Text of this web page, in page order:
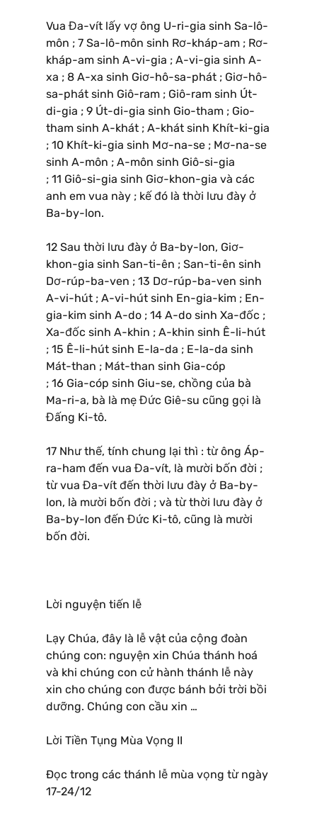
Vua Đa-vít lấy vợ ông U-ri-gia sinh Sa-lô-
môn ; 7 Sa-lô-môn sinh Rơ-kháp-am ; Rơ-
kháp-am sinh A-vi-gia ; A-vi-gia sinh A-
xa ; 8 A-xa sinh Giơ-hô-sa-phát ; Giơ-hô-
sa-phát sinh Giô-ram ; Giô-ram sinh Út-
di-gia ; 9 Út-di-gia sinh Gio-tham ; Gio-
tham sinh A-khát ; A-khát sinh Khít-ki-gia
; 10 Khít-ki-gia sinh Mơ-na-se ; Mơ-na-se
sinh A-môn ; A-môn sinh Giô-si-gia
; 11 Giô-si-gia sinh Giơ-khon-gia và các
anh em vua này ; kế đó là thời lưu đày ở
Ba-by-lon.
12 Sau thời lưu đày ở Ba-by-lon, Giơ-
khon-gia sinh San-ti-ên ; San-ti-ên sinh
Dơ-rúp-ba-ven ; 13 Dơ-rúp-ba-ven sinh
A-vi-hút ; A-vi-hút sinh En-gia-kim ; En-
gia-kim sinh A-do ; 14 A-do sinh Xa-đốc ;
Xa-đốc sinh A-khin ; A-khin sinh Ê-li-hút
; 15 Ê-li-hút sinh E-la-da ; E-la-da sinh
Mát-than ; Mát-than sinh Gia-cóp
; 16 Gia-cóp sinh Giu-se, chồng của bà
Ma-ri-a, bà là mẹ Đức Giê-su cũng gọi là
Đấng Ki-tô.
17 Như thế, tính chung lại thì : từ ông Áp-
ra-ham đến vua Đa-vít, là mười bốn đời ;
từ vua Đa-vít đến thời lưu đày ở Ba-by-
lon, là mười bốn đời ; và từ thời lưu đày ở
Ba-by-lon đến Đức Ki-tô, cũng là mười
bốn đời.
Lời nguyện tiến lễ
Lạy Chúa, đây là lễ vật của cộng đoàn
chúng con: nguyện xin Chúa thánh hoá
và khi chúng con cử hành thánh lễ này
xin cho chúng con được bánh bởi trời bồi
dưỡng. Chúng con cầu xin …
Lời Tiền Tụng Mùa Vọng II
Ðọc trong các thánh lễ mùa vọng từ ngày
17-24/12